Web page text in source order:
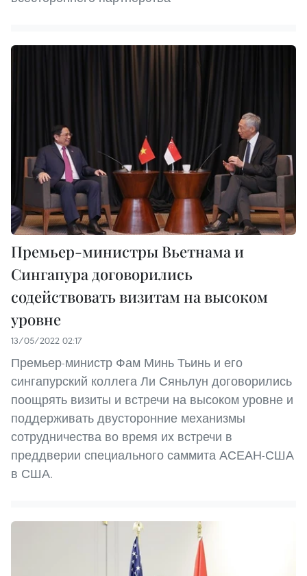
Премьер-министры Вьетнама и
Сингапура договорились
содействовать визитам на высоком
уровне
13/05/2022 02:17
Премьер-министр Фам Минь Тьинь и его
сингапурский коллега Ли Сяньлун договорились
поощрять визиты и встречи на высоком уровне и
поддерживать двусторонние механизмы
сотрудничества во время их встречи в
преддверии специального саммита АСЕАН-США
в США.